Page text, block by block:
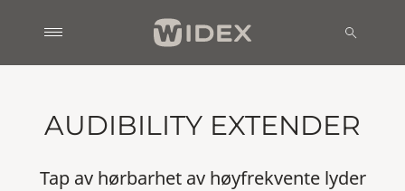
AUDIBILITY EXTENDER
Tap av hørbarhet av høyfrekvente lyder